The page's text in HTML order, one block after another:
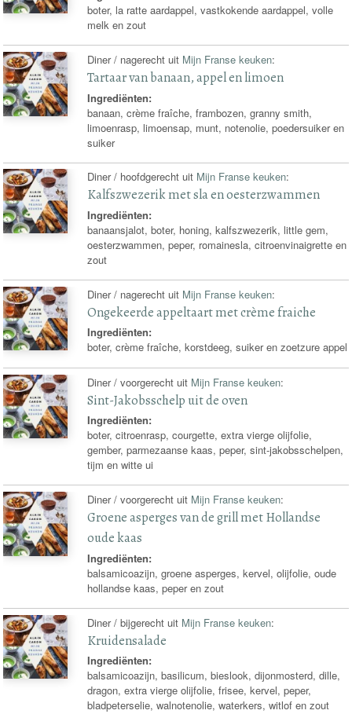
boter, la ratte aardappel, vastkokende aardappel, volle
melk en zout
Diner / nagerecht uit Mijn Franse keuken:
Tartaar van banaan, appel en limoen
Ingrediënten:
banaan, crème fraîche, frambozen, granny smith,
limoenrasp, limoensap, munt, notenolie, poedersuiker en
suiker
Diner / hoofdgerecht uit Mijn Franse keuken:
Kalfszwezerik met sla en oesterzwammen
Ingrediënten:
banaansjalot, boter, honing, kalfszwezerik, little gem,
oesterzwammen, peper, romainesla, citroenvinaigrette en
zout
Diner / nagerecht uit Mijn Franse keuken:
Ongekeerde appeltaart met crème fraiche
Ingrediënten:
boter, crème fraîche, korstdeeg, suiker en zoetzure appel
Diner / voorgerecht uit Mijn Franse keuken:
Sint-Jakobsschelp uit de oven
Ingrediënten:
boter, citroenrasp, courgette, extra vierge olijfolie,
gember, parmezaanse kaas, peper, sint-jakobsschelpen,
tijm en witte ui
Diner / voorgerecht uit Mijn Franse keuken:
Groene asperges van de grill met Hollandse
oude kaas
Ingrediënten:
balsamicoazijn, groene asperges, kervel, olijfolie, oude
hollandse kaas, peper en zout
Diner / bijgerecht uit Mijn Franse keuken:
Kruidensalade
Ingrediënten:
balsamicoazijn, basilicum, bieslook, dijonmosterd, dille,
dragon, extra vierge olijfolie, frisee, kervel, peper,
bladpeterselie, walnotenolie, waterkers, witlof en zout